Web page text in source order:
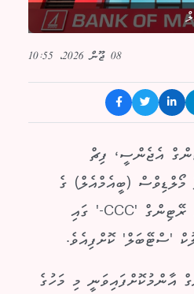
08 ޖޫން 2026، 10:55
އެޖެންސީ، ފިޗް
(ބީއެމްއެލް) ގެ
ލޯންގް ޓާމް އިޝުއަރ ޑިފޯލްޓް ރޭޓިންގް 'CCC-' ގައި
'ސްޓޭބަލް' ކޮށްފިއެވެ.
އާންމުކޮށްފައިވަނީ މި މަހުގެ